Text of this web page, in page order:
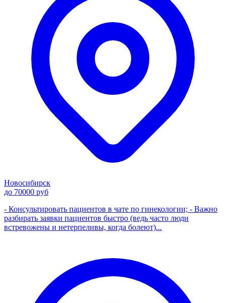
Новосибирск
до 70000 руб
- Консультировать пациентов в чате по гинекологии; - Важно
разбирать заявки пациентов быстро (ведь часто люди
встревожены и нетерпеливы, когда болеют)...